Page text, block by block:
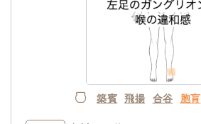
築賓 飛揚 合谷 胞肓